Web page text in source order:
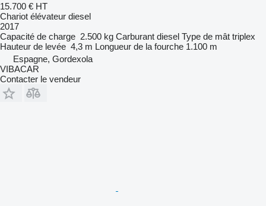
15.700 € HT
Chariot élévateur diesel
2017
Capacité de charge 2.500 kg Carburant diesel Type de mât triplex
Hauteur de levée 4,3 m Longueur de la fourche 1.100 m
Espagne, Gordexola
VIBACAR
Contacter le vendeur